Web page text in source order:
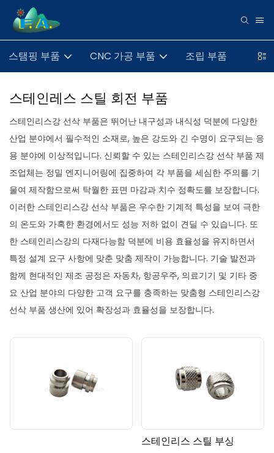
스탬핑 부품 CNC 가공 부품 조립 부품
스테인레스 스틸 회전 부품
스테인리스강 선삭 부품은 뛰어난 내구성과 내식성 덕분에 다양한
산업 분야에서 필수적인 소재로, 높은 강도와 ​​긴 수명이 요구되는 응
용 분야에 이상적입니다. 신뢰할 수 있는 스테인리스강 선삭 부품 제
조업체는 정밀 엔지니어링에 집중하여 각 부품을 세심한 주의를 기
울여 제작함으로써 탁월한 표면 마감과 치수 정확도를 보장합니다.
이러한 스테인리스강 선삭 부품은 우수한 기계적 특성을 보여 극한
의 온도와 가혹한 환경에서도 성능 저하 없이 견딜 수 있습니다. 또
한 스테인리스강의 다재다능함 덕분에 비용 효율성을 유지하면서
특정 설계 요구 사항에 맞춘 맞춤 제작이 가능합니다. 기술 발전과
함께 현대적인 제조 공정은 자동차, 항공우주, 의료기기 및 기타 중
요 산업 분야의 다양한 고객 요구를 충족하는 맞춤형 스테인리스강
선삭 부품 생산에 있어 확장성과 효율성을 보장합니다.
스테인리스 스틸 부싱